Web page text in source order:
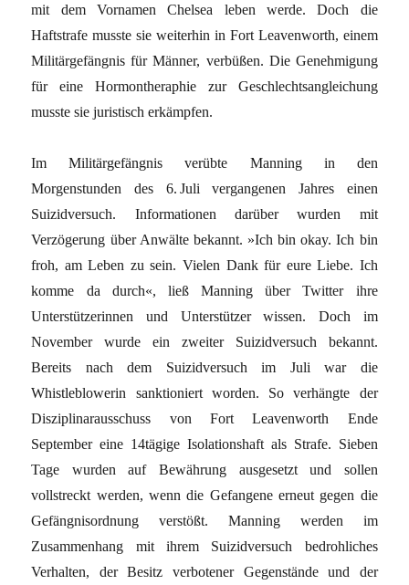
mit dem Vornamen Chelsea leben werde. Doch die
Haftstrafe musste sie weiterhin in Fort Leavenworth, einem
Militärgefängnis für Männer, verbüßen. Die Genehmigung
für eine Hormontheraphie zur Geschlechtsangleichung
musste sie juristisch erkämpfen.
Im Militärgefängnis verübte Manning in den
Morgenstunden des 6. Juli vergangenen Jahres einen
Suizidversuch. Informationen darüber wurden mit
Verzögerung über Anwälte bekannt. »Ich bin okay. Ich bin
froh, am Leben zu sein. Vielen Dank für eure Liebe. Ich
komme da durch«, ließ Manning über Twitter ihre
Unterstütze­rinnen und Unterstützer wissen. Doch im
November wurde ein zweiter Suizidversuch bekannt.
Bereits nach dem Suizidversuch im Juli war die
Whistleblowerin sanktioniert worden. So verhängte der
Disziplinarausschuss von Fort Leavenworth Ende
September eine 14tägige Isolationshaft als Strafe. Sieben
Tage wurden auf Bewährung ausgesetzt und sollen
vollstreckt werden, wenn die Gefangene erneut gegen die
Gefängnisordnung verstößt. Manning werden im
Zusammenhang mit ihrem Suizidversuch bedrohliches
Verhalten, der Besitz verbotener Gegenstände und der